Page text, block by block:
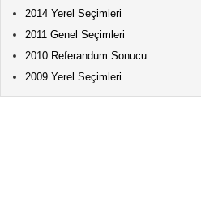
2014 Yerel Seçimleri
2011 Genel Seçimleri
2010 Referandum Sonucu
2009 Yerel Seçimleri